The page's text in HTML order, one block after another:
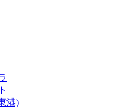
港)